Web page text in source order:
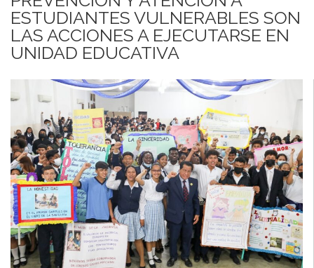
ESTUDIANTES VULNERABLES SON
LAS ACCIONES A EJECUTARSE EN
UNIDAD EDUCATIVA